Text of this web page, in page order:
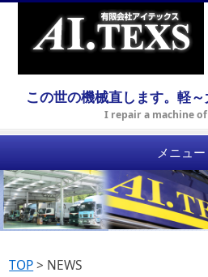
この世の機械直します。軽～
I repair a machine
メニュー
TOP> NEWS